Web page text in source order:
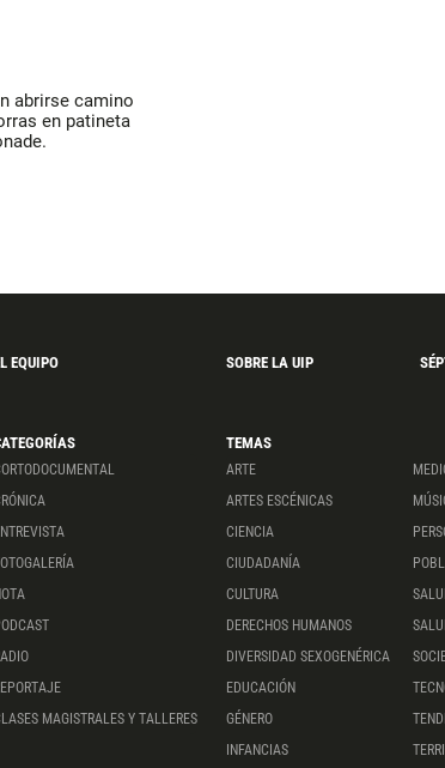
abrirse camino
en patineta
EQUIPO SOBRE LA UIP
MAGISTRALES Y TALLERES
TEMAS
ARTE
ARTES ESCÉNICAS
CIENCIA
CIUDADANÍA
CULTURA
DERECHOS HUMANOS
DIVERSIDAD SEXOGENÉRICA
EDUCACIÓN
GÉNERO
INFANCIAS